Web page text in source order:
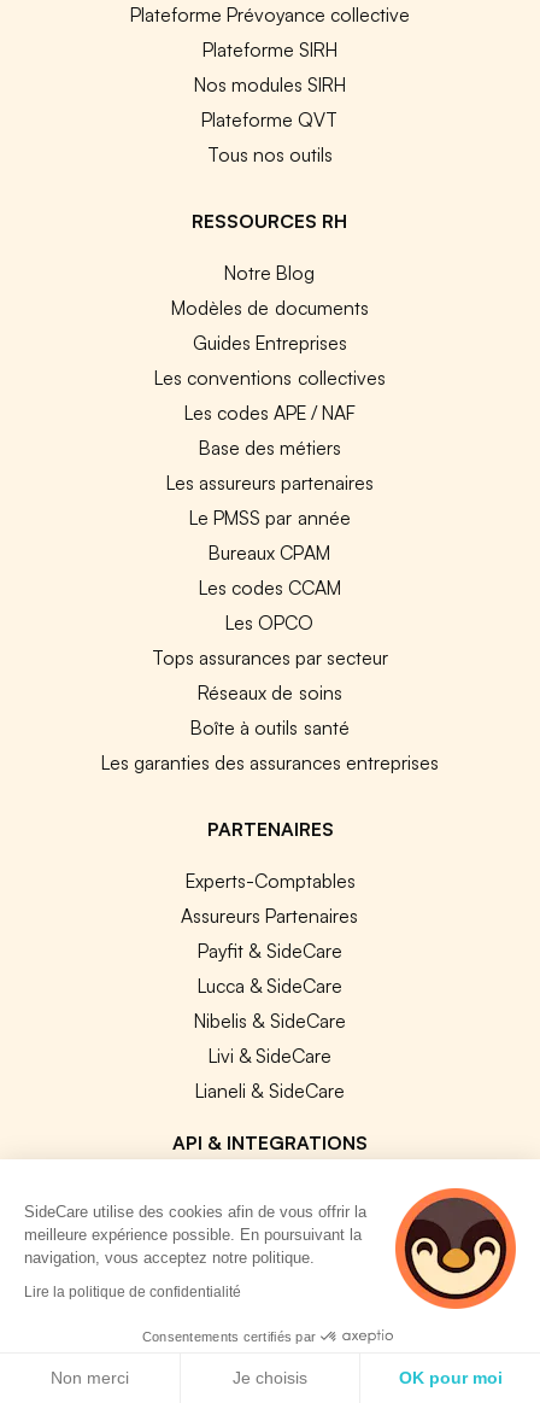
Plateforme Prévoyance collective
Plateforme SIRH
Nos modules SIRH
Plateforme QVT
Tous nos outils
RESSOURCES RH
Notre Blog
Modèles de documents
Guides Entreprises
Les conventions collectives
Les codes APE / NAF
Base des métiers
Les assureurs partenaires
Le PMSS par année
Bureaux CPAM
Les codes CCAM
Les OPCO
Tops assurances par secteur
Réseaux de soins
Boîte à outils santé
Les garanties des assurances entreprises
PARTENAIRES
Experts-Comptables
Assureurs Partenaires
Payfit & SideCare
Lucca & SideCare
Nibelis & SideCare
Livi & SideCare
Lianeli & SideCare
API & INTEGRATIONS
Les SIRH / Systèmes de paie connectés
A PROPOS
Se connecter
Centre d'aide
SideCare utilise des cookies afin de vous offrir la
meilleure expérience possible. En poursuivant la
navigation, vous acceptez notre politique.
Lire la politique de confidentialité
Consentements certifiés par
Non merci Je choisis OK pour moi
2 personnes
consultent
actuellement cette